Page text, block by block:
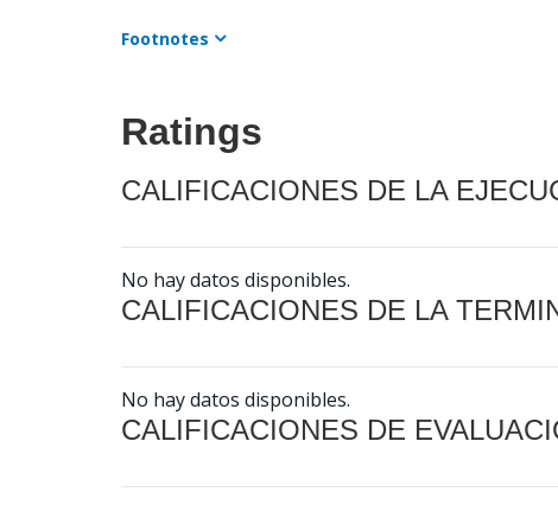
Footnotes
Ratings
CALIFICACIONES DE LA
No hay datos disponibles.
CALIFICACIONES DE LA
No hay datos disponibles.
CALIFICACIONES DE